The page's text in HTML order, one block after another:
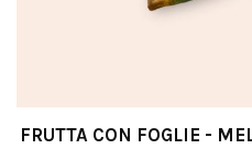
FRUTTA CON FOGLIE -